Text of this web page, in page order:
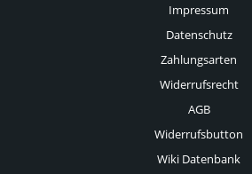
Impressum
Datenschutz
Zahlungsarten
Widerrufsrecht
AGB
Widerrufsbutton
Wiki Datenbank